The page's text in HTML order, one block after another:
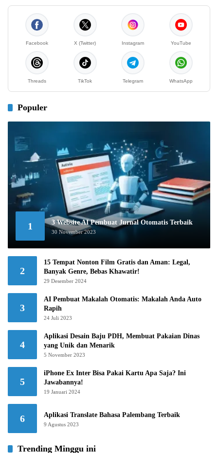
Facebook X (Twitter) Instagram YouTube
Threads TikTok Telegram WhatsApp
Populer
1 3 Website AI Pembuat Jurnal Otomatis Terbaik
30 November 2023
2
15 Tempat Nonton Film Gratis dan Aman: Legal,
Banyak Genre, Bebas Khawatir!
29 Desember 2024
3
AI Pembuat Makalah Otomatis: Makalah Anda Auto
Rapih
24 Juli 2023
4
Aplikasi Desain Baju PDH, Membuat Pakaian Dinas
yang Unik dan Menarik
5 November 2023
5
iPhone Ex Inter Bisa Pakai Kartu Apa Saja? Ini
Jawabannya!
19 Januari 2024
6 Aplikasi Translate Bahasa Palembang Terbaik
9 Agustus 2023
Trending Minggu ini